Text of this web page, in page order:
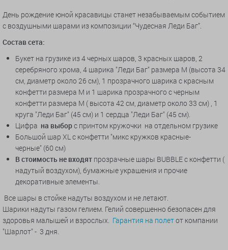
День рождение юной красавицы станет незабываемым событием
с воздушными шарами из композиции “Чудесная Леди Баг”.
Состав сета:
Букет на грузике из 4 черных шаров, 3 красных шаров, 2
серебряного хрома, 4 шарика "Леди Баг" размера М (высота 34
см, диаметр около 26 см), 1 прозрачного шарика с красным
конфетти размера М и 1 шарика прозрачного с черным
конфетти размера М ( высота 42 см, диаметр около 33 см) , 1
круга "Леди Баг" (45 см) и 1 сердца "Леди Баг" (45 см).
Цифра на выборс принтом кружочки на отдельном грузике
Большой шар XL с конфетти "микс кружков красные-
черные" (60 см)
В стоимость не входят прозрачные шары BUBBLE с конфетти (
надутый воздухом), бумажные украшения и прочие
декоративные элементы.
Все шары в стойке надуты воздухом и не летают.
Шарики надуты газом гелием. Гелий совершенно безопасен для
здоровья малышей и взрослых. Гарантия на полетот компании
"Шарлот" - 3 дня.